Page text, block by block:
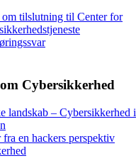
om tilslutning til Center for
Cybersikkerhed
landskab – Cybersikkerhed i
fra en hackers perspektiv